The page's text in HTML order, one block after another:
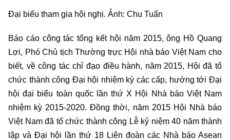
Đại biểu tham gia hội nghị. Ảnh: Chu Tuấn
Báo cáo công tác tổng kết hội năm 2015, ông Hồ Quang
Lợi, Phó Chủ tịch Thường trực Hội nhà báo Việt Nam cho
biết, về công tác chỉ đạo điều hành, năm 2015, Hội đã tổ
chức thành công Đại hội nhiệm kỳ các cấp, hướng tới Đại
hội đại biểu toàn quốc lần thứ X Hội Nhà báo Việt Nam
nhiệm kỳ 2015-2020. Đồng thời, năm 2015 Hội Nhà báo
Việt Nam đã tổ chức thành công Lễ kỷ niệm 40 năm thành
lập và Đại hội lần thứ 18 Liên đoàn các Nhà báo Asean